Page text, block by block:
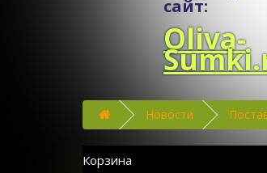
сайт:
Oliva-
Новости
Корзина